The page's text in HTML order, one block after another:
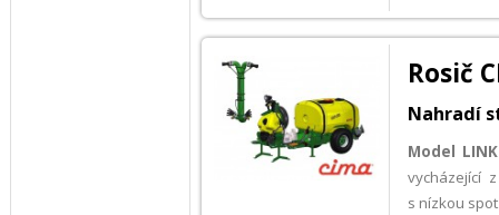
Rosič
Nahradí
Model
vycházející
s nízkou